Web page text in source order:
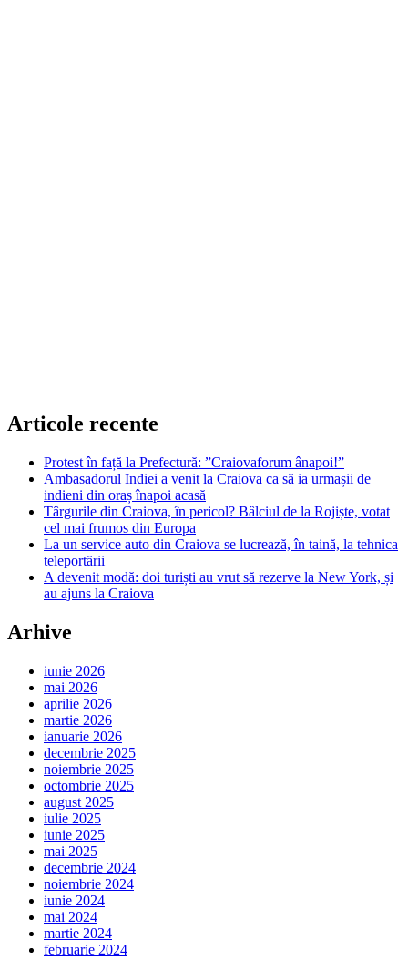
Articole recente
Protest în față la Prefectură: ”Craiovaforum ânapoi!”
Ambasadorul Indiei a venit la Craiova ca să ia urmașii de
indieni din oraș înapoi acasă
Târgurile din Craiova, în pericol? Bâlciul de la Rojiște, votat
cel mai frumos din Europa
La un service auto din Craiova se lucrează, în taină, la tehnica
teleportării
A devenit modă: doi turiști au vrut să rezerve la New York, și
au ajuns la Craiova
Arhive
iunie 2026
mai 2026
aprilie 2026
martie 2026
ianuarie 2026
decembrie 2025
noiembrie 2025
octombrie 2025
august 2025
iulie 2025
iunie 2025
mai 2025
decembrie 2024
noiembrie 2024
iunie 2024
mai 2024
martie 2024
februarie 2024